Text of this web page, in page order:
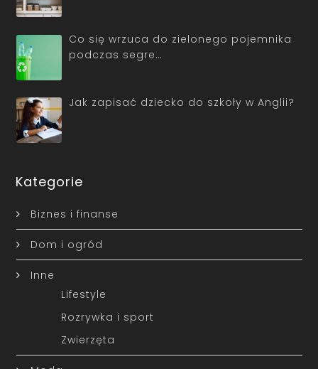
Co się wrzuca do zielonego pojemnika
podczas segre…
Jak zapisać dziecko do szkoły w Anglii?
Kategorie
Biznes i finanse
Dom i ogród
Inne
Lifestyle
Rozrywka i sport
Zwierzęta